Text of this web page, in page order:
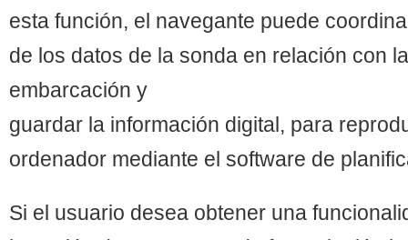
esta función, el navegante puede
de los datos de la sonda en relación con
embarcación y
guardar la información digital, para
ordenador mediante el software de
Si el usuario desea obtener una